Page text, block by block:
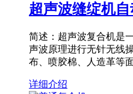
超声波缝绽机
简述：超声波复合机是
声波原理进行无针无线
布、喷胶棉、人造革等
详细介绍